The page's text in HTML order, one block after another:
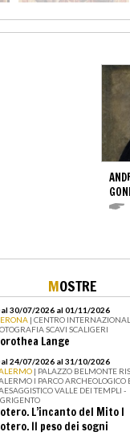
MOSTRE
30/07/2026 al 01/11/2026
| CENTRO
SCAVI SCALIGERI
Lange
24/07/2026 al 31/10/2026
| PALAZZO BELMONTE
I PARCO ARCHEOLOGICO
VALLE DEI TEMPLI -
L’incanto del Mito I
Il peso dei sogni